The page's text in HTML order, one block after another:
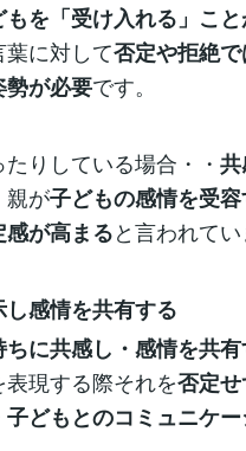
を「受け入れる」こ
に対して否定や拒絶
勢が必要です。
りしている場合・・
親が子どもの感情を受容
感が高まると言われてい
し感情を共有する
に共感し・感情を共有
現する際それを否定
子どもとのコミュニケ